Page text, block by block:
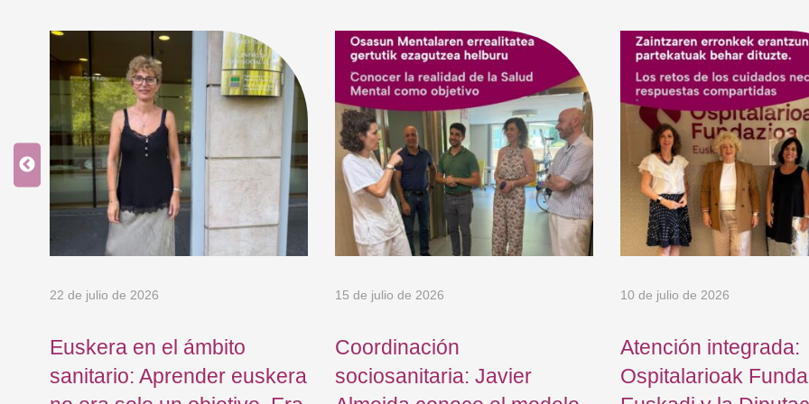
22 de julio de 2026
Euskera en el ámbito
sanitario: Aprender euskera
15 de julio de 2026
Coordinación
sociosanitaria: Javier
10 de julio de 2026
Atención integrada:
Ospitalarioak